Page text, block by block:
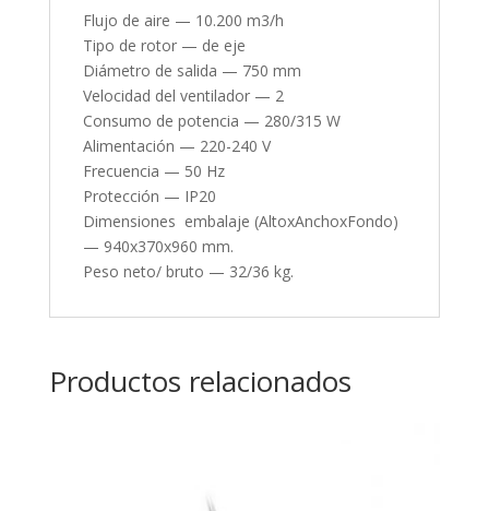
Flujo de aire — 10.200 m3/h
Tipo de rotor — de eje
Diámetro de salida — 750 mm
Velocidad del ventilador — 2
Consumo de potencia — 280/315 W
Alimentación — 220-240 V
Frecuencia — 50 Hz
Protección — IP20
Dimensiones embalaje (AltoxAnchoxFondo)
— 940x370x960 mm.
Peso neto/ bruto — 32/36 kg.
Productos relacionados